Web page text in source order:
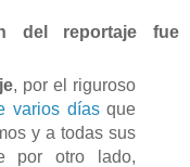
del reportaje fue
, por el riguroso
varios díasque
y a todas sus
por otro lado,